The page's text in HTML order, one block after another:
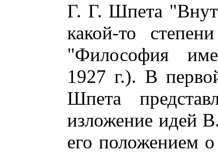
Г. Г. Шпета
какой-то
"Философия
1927 г.). В
Шпета
изложение идей
его положением